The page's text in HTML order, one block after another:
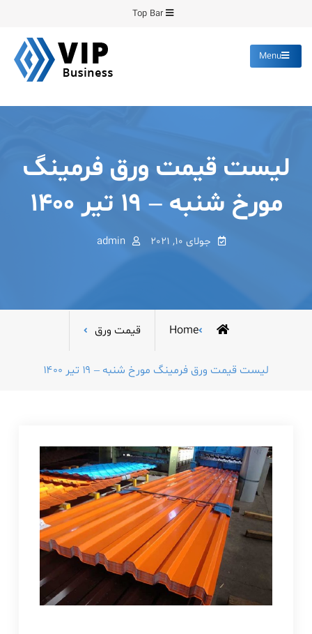
content
Top Bar
Menu
لیست قیمت ورق فرمینگ
مورخ شنبه – ۱۹ تیر ۱۴۰۰
جولای 10, 2021 admin
Home قیمت ورق
لیست قیمت ورق فرمینگ مورخ شنبه – ۱۹ تیر ۱۴۰۰